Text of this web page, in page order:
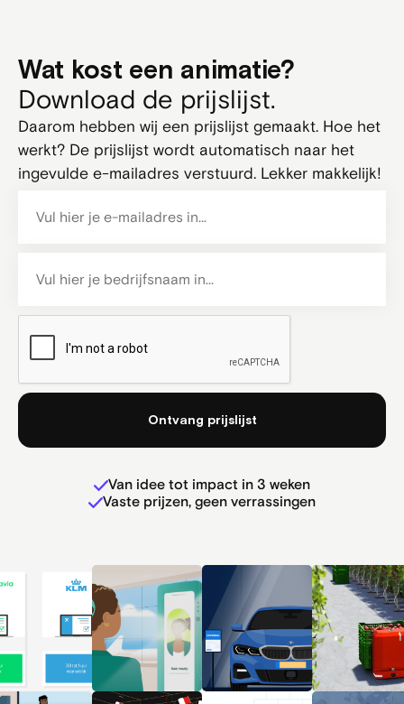
Wat kost een animatie?
Download de prijslijst.
Daarom hebben wij een prijslijst gemaakt. Hoe het
werkt? De prijslijst wordt automatisch naar het
ingevulde e-mailadres verstuurd. Lekker makkelijk!
Van idee tot impact in 3 weken
Vaste prijzen, geen verrassingen